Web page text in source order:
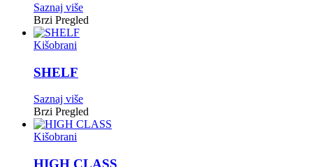
Saznaj više
Brzi Pregled
Kišobrani
SHELF
Saznaj više
Brzi Pregled
Kišobrani
HIGH CLASS